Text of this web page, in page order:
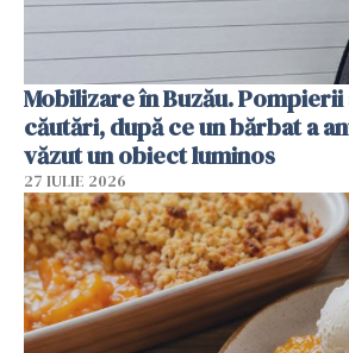
Mobilizare în Buzău.
căutări, după ce un bărbat a
văzut un obiect luminos
27 IULIE 2026